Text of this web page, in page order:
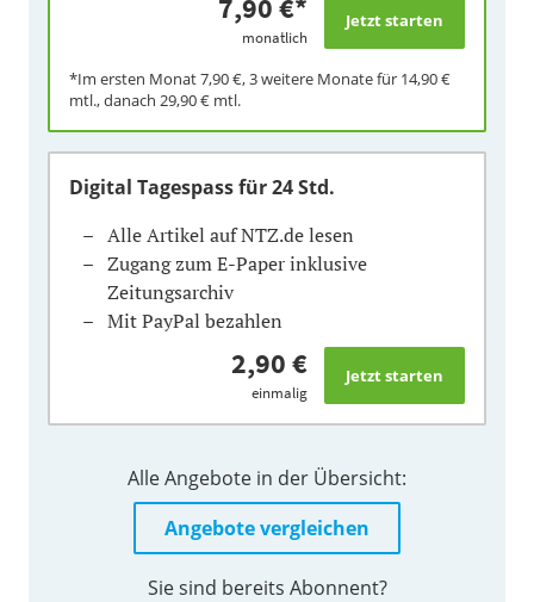
monatlich
*Im ersten Monat7,90 €, 3 weitere Monate für 14,90 €
mtl., danach 29,90 € mtl.
Digital Tagespassfür 24 Std.
Alle Artikel auf NTZ.de lesen
Zugang zum E-Paper inklusive
Zeitungsarchiv
Mit PayPal bezahlen
2,90 €
einmalig
Alle Angebote in der Übersicht:
Angebote vergleichen
Sie sind bereits Abonnent?